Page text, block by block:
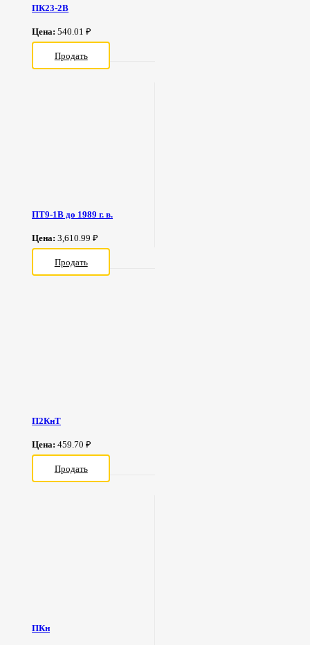
ПК23-2В
Цена:540.01 ₽
Продать
ПТ9-1В до 1989 г. в.
Цена:3,610.99 ₽
Продать
П2КнТ
Цена:459.70 ₽
Продать
ПКн